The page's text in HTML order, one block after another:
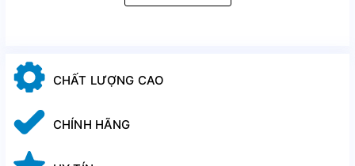
CHẤT LƯỢNG CAO
CHÍNH HÃNG